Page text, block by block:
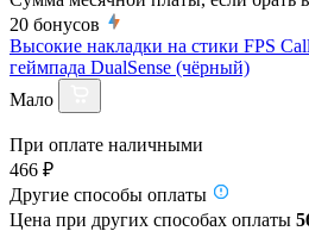
20 бонусов
Высокие накладки на стики FPS
геймпада DualSense (чёрный)
Мало
При оплате наличными
466 ₽
Другие способы оплаты
Цена при других способах оплаты